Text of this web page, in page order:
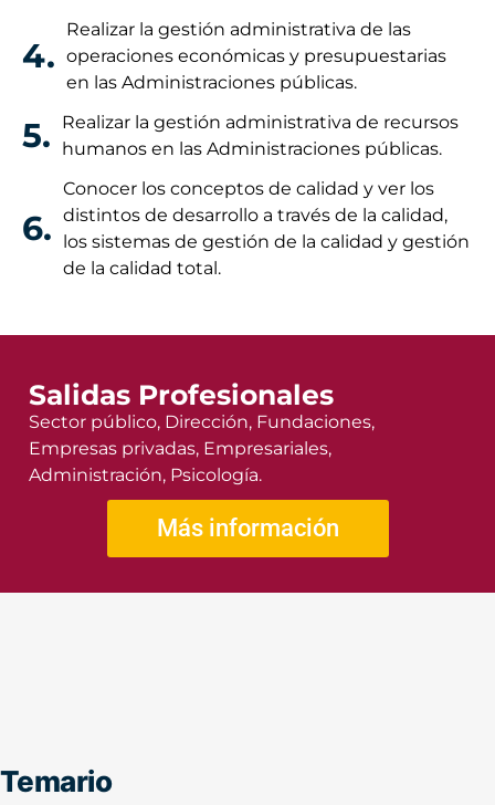
4.
Realizar la gestión administrativa de las
operaciones económicas y presupuestarias
en las Administraciones públicas.
5.
Realizar la gestión administrativa de recursos
humanos en las Administraciones públicas.
6.
Conocer los conceptos de calidad y ver los
distintos de desarrollo a través de la calidad,
los sistemas de gestión de la calidad y gestión
de la calidad total.
Salidas Profesionales
Sector público, Dirección, Fundaciones,
Empresas privadas, Empresariales,
Administración, Psicología.
Más información
Temario